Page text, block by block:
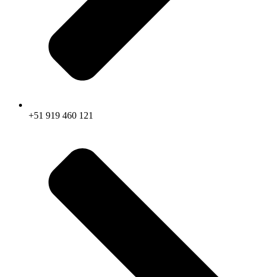
+51 919 460 121